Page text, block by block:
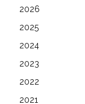
2026
2025
2024
2023
2022
2021